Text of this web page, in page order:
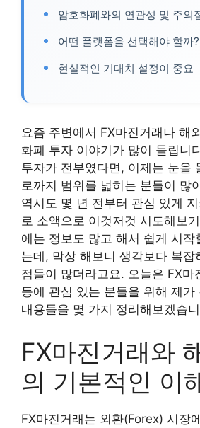
암호화폐와의 연관성 및 주의
어떤 플랫폼을 선택해야 할까?
현실적인 기대치 설정이 중요
요즘 주변에서 FX마진거래나 해
화폐 투자 이야기가 많이 들립니
투자가 전부였다면, 이제는 눈을
로까지 범위를 넓히는 분들이 많
역시도 몇 년 전부터 관심 있게
로 소액으로 이것저것 시도해보
에는 정보도 많고 해서 쉽게 시
는데, 막상 해보니 생각보다 복잡
점들이 많더라고요. 오늘은 FX마
등에 관심 있는 분들을 위해 제가
내용들을 몇 가지 정리해보겠습
FX마진거래와
의 기본적인 이
FX마진거래는 외환(Forex) 시장